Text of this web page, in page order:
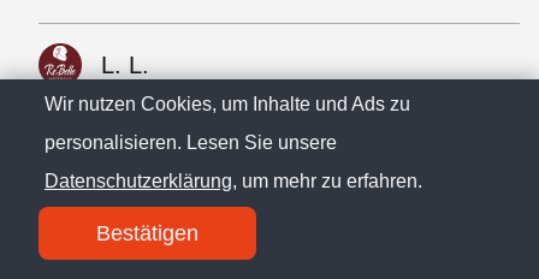
L. L.
Liebe Lara, mit deiner energiegeladenen und
herzlichen Art hast du unseren besonderen
Tag perfekt ergänzt. Als wir auf unser Tram
gewartet haben, hast du den Moment
Wir nutzen Cookies, um Inhalte und Ads zu
personalisieren. Lesen Sie unsere
Datenschutzerklärung, um mehr zu erfahren.
Bestätigen